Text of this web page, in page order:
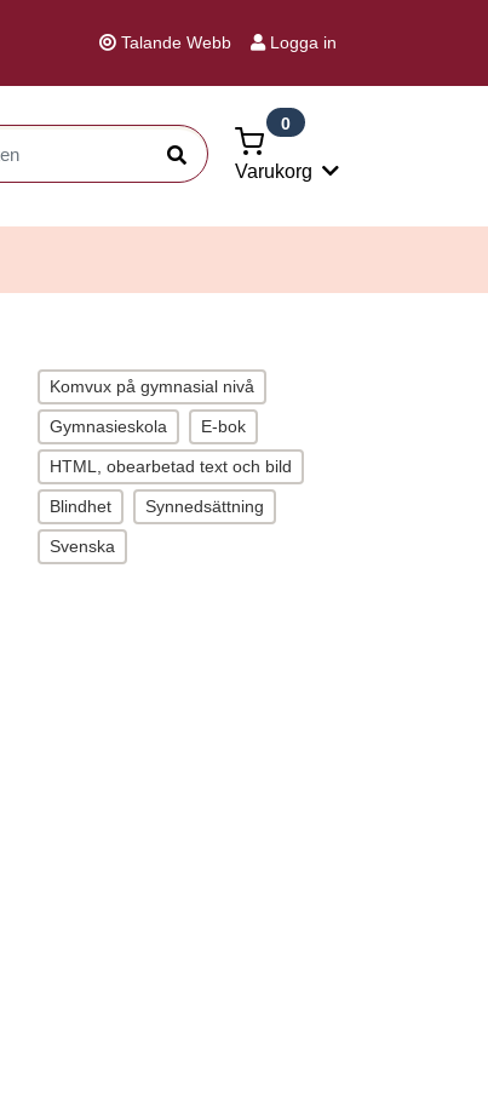
Talande Webb Logga in
Sök
Varukorg
0
Komvux på gymnasial nivå
Gymnasieskola E-bok
HTML, obearbetad text och bild
Blindhet Synnedsättning
Svenska